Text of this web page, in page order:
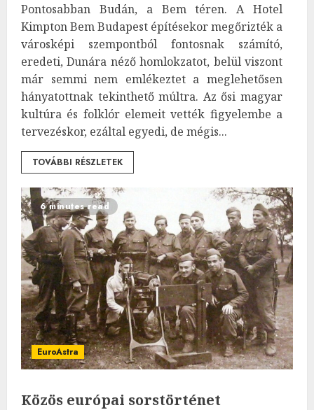
Pontosabban Budán, a Bem téren. A Hotel
Kimpton Bem Budapest építésekor megőrizték a
városképi szempontból fontosnak számító,
eredeti, Dunára néző homlokzatot, belül viszont
már semmi nem emlékeztet a meglehetősen
hányatottnak tekinthető múltra. Az ősi magyar
kultúra és folklór elemeit vették figyelembe a
tervezéskor, ezáltal egyedi, de mégis...
TOVÁBBI RÉSZLETEK
6 minutes read
EuroAstra
Közös európai sorstörténet